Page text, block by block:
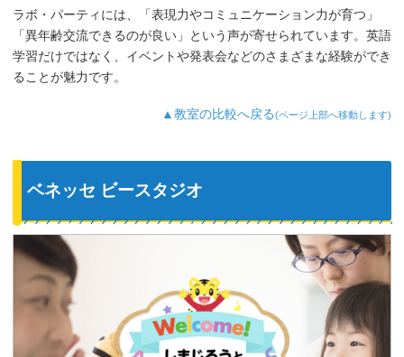
ラボ・パーティには、「表現力やコミュニケーション力が育つ」
「異年齢交流できるのが良い」という声が寄せられています。英語
学習だけではなく、イベントや発表会などのさまざまな経験ができ
ることが魅力です。
▲教室の比較へ戻る(ページ上部へ移動します)
ベネッセ ビースタジオ